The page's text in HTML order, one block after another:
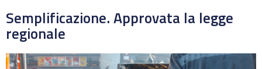
Semplificazione. Approvata la legge
regionale